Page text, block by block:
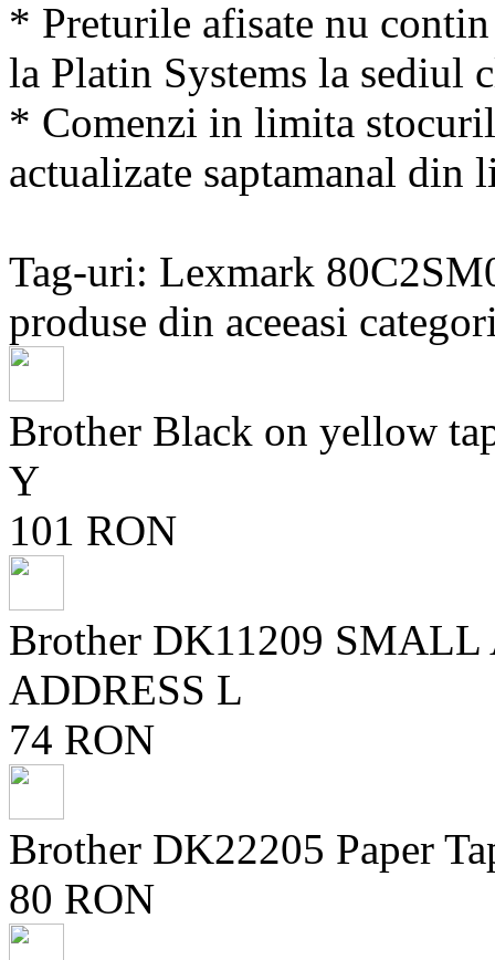
* Preturile afisate nu
la Platin Systems la sediul
* Comenzi in limita
actualizate saptamanal
Tag-uri: Lexmark
produse din aceeasi
Brother Black on yellow
Y
101 RON
Brother DK11209
ADDRESS L
74 RON
Brother DK22205 Paper
80 RON